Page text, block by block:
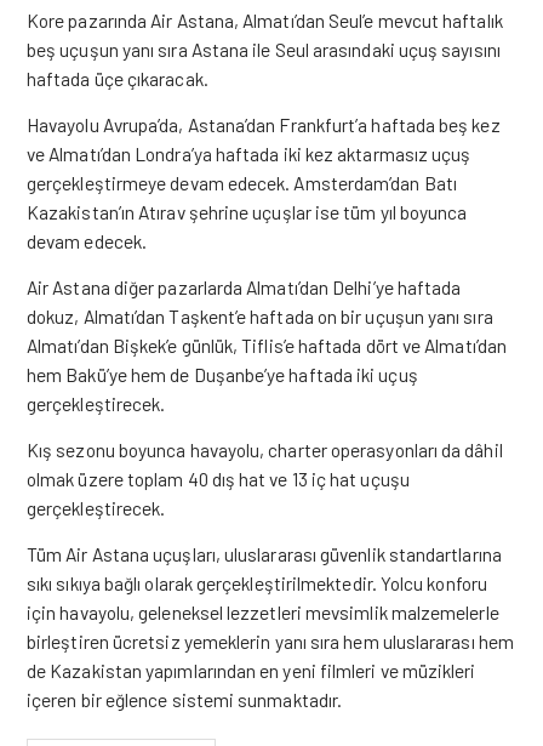
Kore pazarında Air Astana, Almatı’dan Seul’e mevcut haftalık
beş uçuşun yanı sıra Astana ile Seul arasındaki uçuş sayısını
haftada üçe çıkaracak.
Havayolu Avrupa’da, Astana’dan Frankfurt’a haftada beş kez
ve Almatı’dan Londra’ya haftada iki kez aktarmasız uçuş
gerçekleştirmeye devam edecek. Amsterdam’dan Batı
Kazakistan’ın Atırav şehrine uçuşlar ise tüm yıl boyunca
devam edecek.
Air Astana diğer pazarlarda Almatı’dan Delhi’ye haftada
dokuz, Almatı’dan Taşkent’e haftada on bir uçuşun yanı sıra
Almatı’dan Bişkek’e günlük, Tiflis’e haftada dört ve Almatı’dan
hem Bakü’ye hem de Duşanbe’ye haftada ikiuçuş
gerçekleştirecek.
Kış sezonu boyunca havayolu, charter operasyonları da dâhil
olmak üzere toplam 40 dış hat ve 13 iç hat uçuşu
gerçekleştirecek.
Tüm Air Astana uçuşları, uluslararası güvenlik standartlarına
sıkı sıkıya bağlı olarak gerçekleştirilmektedir. Yolcu konforu
için havayolu, geleneksel lezzetleri mevsimlik malzemelerle
birleştiren ücretsiz yemeklerin yanı sıra hem uluslararası hem
de Kazakistan yapımlarından en yeni filmleri ve müzikleri
içeren bir eğlence sistemi sunmaktadır.